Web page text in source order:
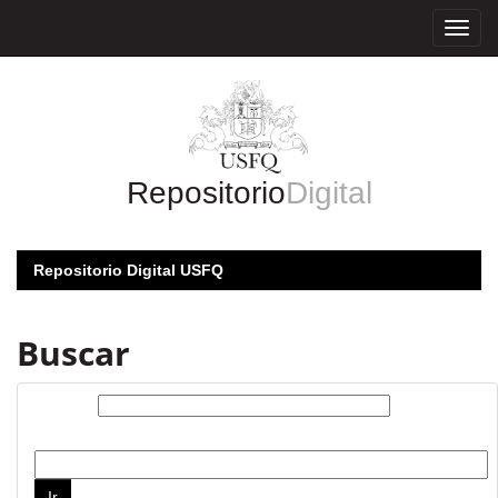
RepositorioDigital
Repositorio Digital USFQ
Buscar